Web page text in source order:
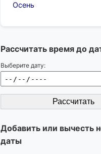
Осень
Рассчитать время до
Выберите дату:
Рассчитать
Добавить или вычесть
даты